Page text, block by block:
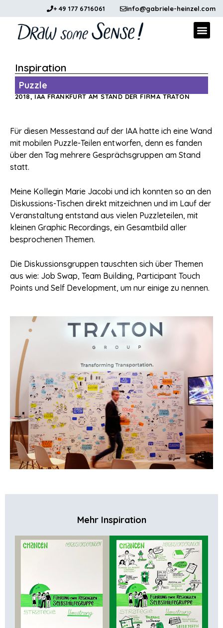
+ 49 177 6716061 info@gabriele-heinzel.com
Inspiration
Puzzle
2018, IAA FRANKFURT AM STAND DER FIRMA TRATON
Für diesen Messestand auf der IAA hatte ich eine Wand
mit mobilen Puzzle-Teilen entworfen, denn es fanden
über den Tag mehrere Gesprächsgruppen am Stand
statt.
Meine Kollegin Marie Jacobi und ich konnten so an den
Diskussions-Tischen direkt mitzeichnen und im Lauf der
Veranstaltung entstand aus vielen Puzzleteilen, mit
kleinen Graphic Recordings, ein Gesamtbild aller
besprochenen Themen.
Die Diskussionsgruppen tauschten sich über Themen
aus wie: Job Swap, Team Building, Participant Touch
Points und Self Development, um nur einige zu nennen.
Mehr Inspiration